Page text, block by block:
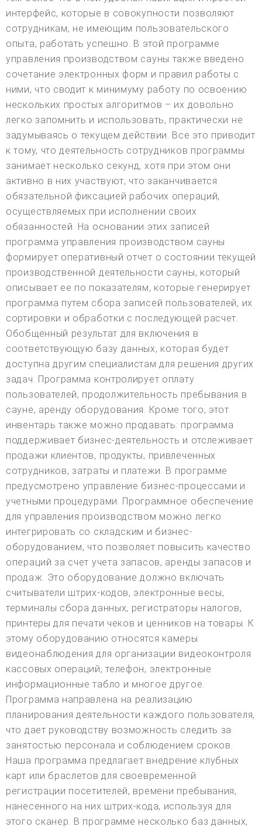
интерфейс, которые в совокупности позволяют
сотрудникам, не имеющим пользовательского
опыта, работать успешно. В этой программе
управления производством сауны также введено
сочетание электронных форм и правил работы с
ними, что сводит к минимуму работу по освоению
нескольких простых алгоритмов – их довольно
легко запомнить и использовать, практически не
задумываясь о текущем действии. Все это приводит
к тому, что деятельность сотрудников программы
занимает несколько секунд, хотя при этом они
активно в них участвуют, что заканчивается
обязательной фиксацией рабочих операций,
осуществляемых при исполнении своих
обязанностей. На основании этих записей
программа управления производством сауны
формирует оперативный отчет о состоянии текущей
производственной деятельности сауны, который
описывает ее по показателям, которые генерирует
программа путем сбора записей пользователей, их
сортировки и обработки с последующей расчет.
Обобщенный результат для включения в
соответствующую базу данных, которая будет
доступна другим специалистам для решения других
задач. Программа контролирует оплату
пользователей, продолжительность пребывания в
сауне, аренду оборудования. Кроме того, этот
инвентарь также можно продавать: программа
поддерживает бизнес-деятельность и отслеживает
продажи клиентов, продукты, привлеченных
сотрудников, затраты и платежи. В программе
предусмотрено управление бизнес-процессами и
учетными процедурами. Программное обеспечение
для управления производством можно легко
интегрировать со складским и бизнес-
оборудованием, что позволяет повысить качество
операций за счет учета запасов, аренды запасов и
продаж. Это оборудование должно включать
считыватели штрих-кодов, электронные весы,
терминалы сбора данных, регистраторы налогов,
принтеры для печати чеков и ценников на товары. К
этому оборудованию относятся камеры
видеонаблюдения для организации видеоконтроля
кассовых операций, телефон, электронные
информационные табло и многое другое.
Программа направлена на реализацию
планирования деятельности каждого пользователя,
что дает руководству возможность следить за
занятостью персонала и соблюдением сроков.
Наша программа предлагает внедрение клубных
карт или браслетов для своевременной
регистрации посетителей, времени пребывания,
нанесенного на них штрих-кода, используя для
этого сканер. В программе несколько баз данных,